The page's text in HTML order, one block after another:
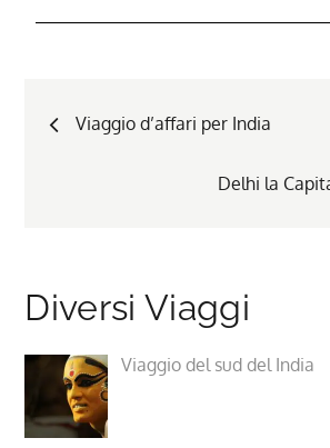
Viaggio d’affari per India
Delhi la
Diversi Viaggi
Viaggio del sud del India